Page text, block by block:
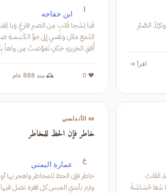
فالصَّبْرُ آثِمٌ لَدَيَّ وتَرْكُ الصَّبْرِ
اقرأ →
ا ابن خفاجه
فَيا لِشَجا قَلبٍ
أُفقِ الجَزيرَةِ حَنّانِ تَعَوَّضتُ
❤️ 0 🕰️ منذ 888 عام
وَقَد وَعَدَ القَلبُ
السُلُوَّ فَأَخلَفا وَسارَ مُطيعاً لِلفِراقِ وَما شَفا حُشاشَةَ
📜 الأندلسي
خاطر فإن الحظ للمخاطر
ع عمارة اليمني
خاطر فإن الحظ
وارم بأيدي العيس كل